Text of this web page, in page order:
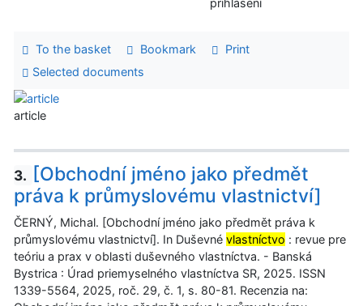
prihlásení
To the basket Bookmark
Print
Selected documents
article
3.
[Obchodní jméno jako předmět
práva k průmyslovému vlastnictví]
ČERNÝ, Michal. [Obchodní jméno jako předmět práva k
průmyslovému vlastnictví]. In Duševné vlastníctvo : revue pre
teóriu a prax v oblasti duševného vlastníctva. - Banská
Bystrica : Úrad priemyselného vlastníctva SR, 2025. ISSN
1339-5564, 2025, roč. 29, č. 1, s. 80-81. Recenzia na: